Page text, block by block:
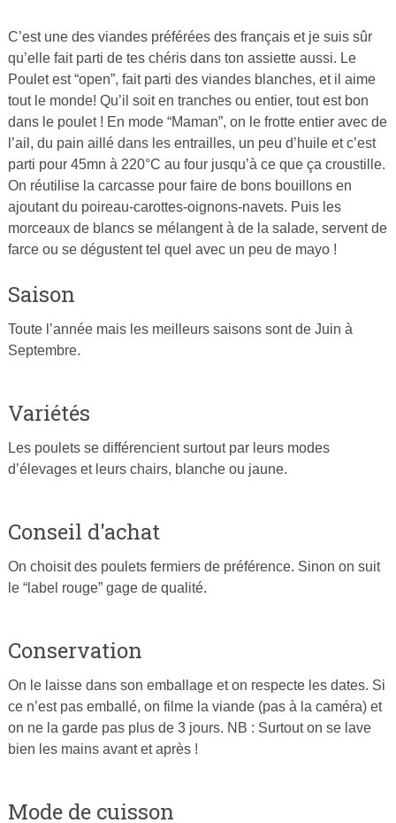
Publié
le
2
mars
2015
par
Cuisine
Ta
Mère
C’est une des viandes préférées des français et je suis sûr
qu’elle fait parti de tes chéris dans ton assiette aussi. Le
Poulet est “open”, fait parti des viandes blanches, et il aime
tout le monde! Qu’il soit en tranches ou entier, tout est bon
dans le poulet ! En mode “Maman”, on le frotte entier avec de
l’ail, du pain aillé dans les entrailles, un peu d’huile et c’est
parti pour 45mn à 220°C au four jusqu’à ce que ça croustille.
On réutilise la carcasse pour faire de bons bouillons en
ajoutant du poireau-carottes-oignons-navets. Puis les
morceaux de blancs se mélangent à de la salade, servent de
farce ou se dégustent tel quel avec un peu de mayo !
Saison
Toute l’année mais les meilleurs saisons sont de Juin à
Septembre.
Variétés
Les poulets se différencient surtout par leurs modes
d’élevages et leurs chairs, blanche ou jaune.
Conseil d'achat
On choisit des poulets fermiers de préférence. Sinon on suit
le “label rouge” gage de qualité.
Conservation
On le laisse dans son emballage et on respecte les dates. Si
ce n’est pas emballé, on filme la viande (pas à la caméra) et
on ne la garde pas plus de 3 jours. NB : Surtout on se lave
bien les mains avant et après !
Mode de cuisson